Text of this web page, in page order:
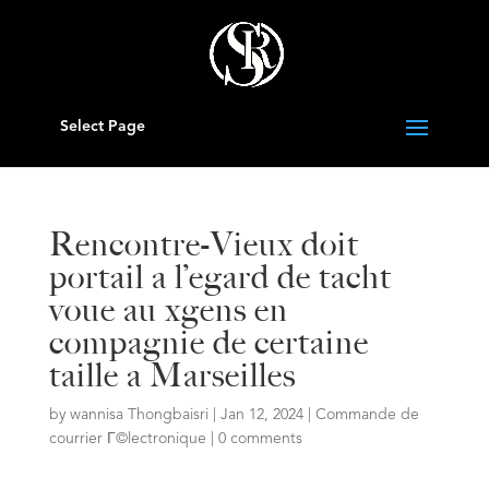
Select Page
Rencontre-Vieux doit
portail a l’egard de tacht
voue au xgens en
compagnie de certaine
taille a Marseilles
by wannisa Thongbaisri Jan 12, 2024| Commande de
courrier Г©lectronique
0 comments